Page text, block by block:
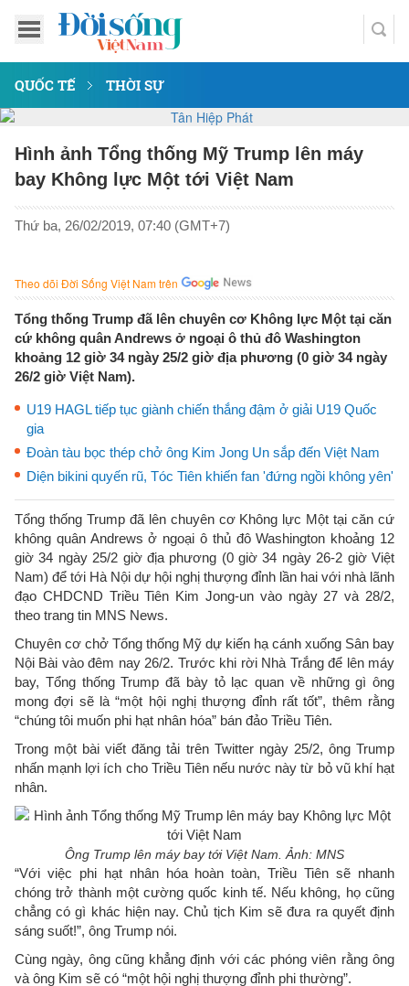
QUỐC TẾ THỜI SỰ
Hình ảnh Tổng thống Mỹ Trump lên máy
bay Không lực Một tới Việt Nam
Thứ ba, 26/02/2019, 07:40 (GMT+7)
Theo dõi Đời Sống Việt Nam trên
Tổng thống Trump đã lên chuyên cơ Không lực Một tại căn
cứ không quân Andrews ở ngoại ô thủ đô Washington
khoảng 12 giờ 34 ngày 25/2 giờ địa phương (0 giờ 34 ngày
26/2 giờ Việt Nam).
U19 HAGL tiếp tục giành chiến thắng đậm ở giải U19 Quốc
gia
Đoàn tàu bọc thép chở ông Kim Jong Un sắp đến Việt Nam
Diện bikini quyến rũ, Tóc Tiên khiến fan 'đứng ngồi không yên'
Tổng thống Trump đã lên chuyên cơ Không lực Một tại căn cứ
không quân Andrews ở ngoại ô thủ đô Washington khoảng 12
giờ 34 ngày 25/2 giờ địa phương (0 giờ 34 ngày 26-2 giờ Việt
Nam) để tới Hà Nội dự hội nghị thượng đỉnh lần hai với nhà lãnh
đạo CHDCND Triều Tiên Kim Jong-un vào ngày 27 và 28/2,
theo trang tin MNS News.
Chuyên cơ chở Tổng thống Mỹ dự kiến hạ cánh xuống Sân bay
Nội Bài vào đêm nay 26/2. Trước khi rời Nhà Trắng để lên máy
bay, Tổng thống Trump đã bày tỏ lạc quan về những gì ông
mong đợi sẽ là “một hội nghị thượng đỉnh rất tốt”, thêm rằng
“chúng tôi muốn phi hạt nhân hóa” bán đảo Triều Tiên.
Trong một bài viết đăng tải trên Twitter ngày 25/2, ông Trump
nhấn mạnh lợi ích cho Triều Tiên nếu nước này từ bỏ vũ khí hạt
nhân.
Ông Trump lên máy bay tới Việt Nam. Ảnh: MNS
“Với việc phi hạt nhân hóa hoàn toàn, Triều Tiên sẽ nhanh
chóng trở thành một cường quốc kinh tế. Nếu không, họ cũng
chẳng có gì khác hiện nay. Chủ tịch Kim sẽ đưa ra quyết định
sáng suốt!”, ông Trump nói.
Cùng ngày, ông cũng khẳng định với các phóng viên rằng ông
và ông Kim sẽ có “một hội nghị thượng đỉnh phi thường”.